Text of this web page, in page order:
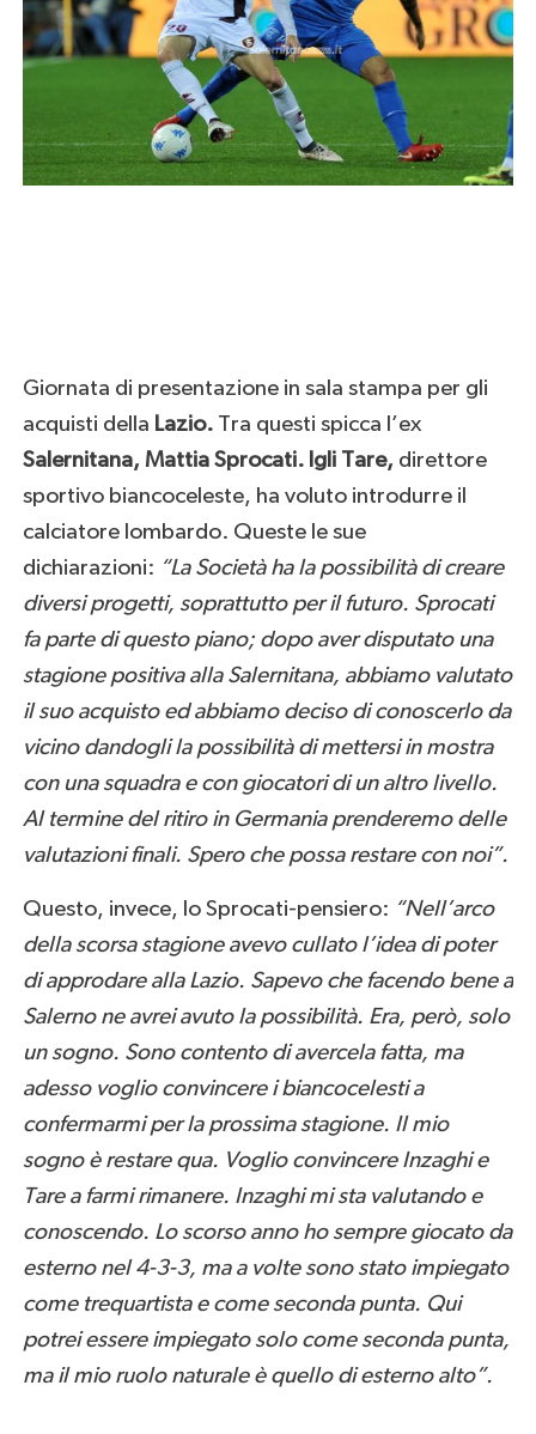
Giornata di presentazione in sala stampa per gli
acquisti della Lazio.Tra questi spicca l’ex
Salernitana, Mattia Sprocati. Igli Tare, direttore
sportivo biancoceleste, ha voluto introdurre il
calciatore lombardo. Queste le sue
dichiarazioni: “La Società ha la possibilità di creare
diversi progetti, soprattutto per il futuro. Sprocati
fa parte di questo piano; dopo aver disputato una
stagione positiva alla Salernitana, abbiamo valutato
il suo acquisto ed abbiamo deciso di conoscerlo da
vicino dandogli la possibilità di mettersi in mostra
con una squadra e con giocatori di un altro livello.
Al termine del ritiro in Germania prenderemo delle
valutazioni finali. Spero che possa restare con noi”.
Questo, invece, lo Sprocati-pensiero: “Nell’arco
della scorsa stagione avevo cullato l’idea di poter
di approdare alla Lazio. Sapevo che facendo bene a
Salerno ne avrei avuto la possibilità. Era, però, solo
un sogno. Sono contento di avercela fatta, ma
adesso voglio convincere i biancocelesti a
confermarmi per la prossima stagione. Il mio
sogno è restare qua. Voglio convincere Inzaghi e
Tare a farmi rimanere. Inzaghi mi sta valutando e
conoscendo. Lo scorso anno ho sempre giocato da
esterno nel 4-3-3, ma a volte sono stato impiegato
come trequartista e come seconda punta. Qui
potrei essere impiegato solo come seconda punta,
ma il mio ruolo naturale è quello di esterno alto”.